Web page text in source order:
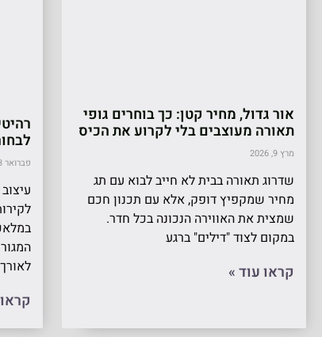
אור גדול, מחיר קטן: כך בוחרים גופי
תאורה מעוצבים בלי לקרוע את הכיס
מרץ 9, 2026
שדרוג תאורה בבית לא חייב לבוא עם תג
מחיר שמקפיץ דופק, אלא עם תכנון חכם
שמצית את האווירה הנכונה בכל חדר.
במקום לצוד "דילים" ברגע
קראו עוד »
פברואר 3, 2026
לאורך